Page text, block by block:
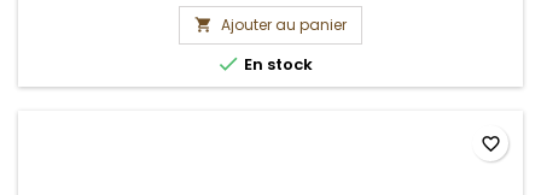
 Ajouter au panier
 En stock
favorite_border